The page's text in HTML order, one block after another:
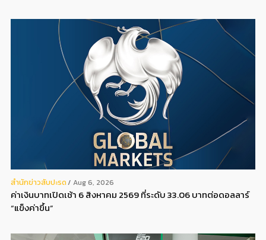
สํานักข่าวสับปะรด Aug 6, 2026
ค่าเงินบาทเปิดเช้า 6 สิงหาคม 2569 ที่ระดับ 33.06 บาทต่อดอลลาร์
“แข็งค่าขึ้น”